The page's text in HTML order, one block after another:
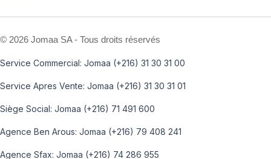
© 2026 Jomaa SA - Tous droits réservés
Service Commercial: Jomaa (+216) 31 30 31 00
Service Apres Vente: Jomaa (+216) 31 30 31 01
Siège Social: Jomaa (+216) 71 491 600
Agence Ben Arous: Jomaa (+216) 79 408 241
Agence Sfax: Jomaa (+216) 74 286 955